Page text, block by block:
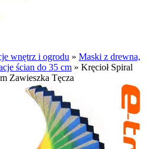
wnętrz i ogrodu » Maski z drewna,
ścian do 35 cm » Kręcioł Spiral
Zawieszka Tęcza